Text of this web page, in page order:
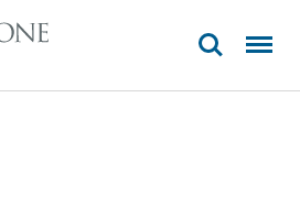
Longobardi
Biblioteca